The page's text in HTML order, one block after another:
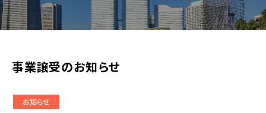
事業譲受のお知らせ
お知らせ